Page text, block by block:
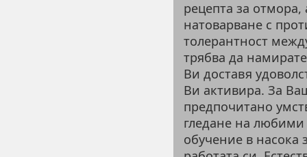
рецепта за
натоварване с
толерантност
трябва да
Ви доставя
Ви активира. За
предпочитано
гледане на
обучение в насока